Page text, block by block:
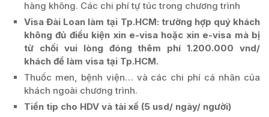
hàng không. Các chi phí tự túc trong chương trình
Visa Đài Loan làm tại Tp.HCM: trường hợp quý khách
không đủ điều kiện xin e-visa hoặc xin e-visa mà bị
từ chối vui lòng đóng thêm phí 1.200.000 vnd/
khách để làm visa tại Tp.HCM.
Thuốc men, bệnh viện… và các chi phí cá nhân của
khách ngoài chương trình.
Tiền tip cho HDV và tài xế (5 usd/ ngày/ người)